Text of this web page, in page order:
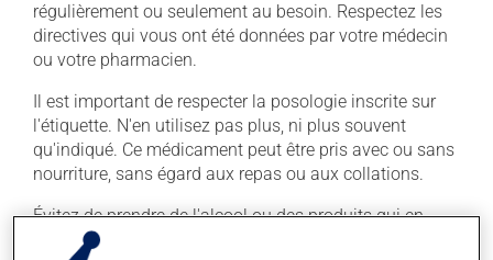
régulièrement ou seulement au besoin. Respectez les
directives qui vous ont été données par votre médecin
ou votre pharmacien.
Il est important de respecter la posologie inscrite sur
l'étiquette. N'en utilisez pas plus, ni plus souvent
qu'indiqué. Ce médicament peut être pris avec ou sans
nourriture, sans égard aux repas ou aux collations.
Évitez de prendre de l'alcool ou des produits qui en
contiennent pendant que vous utilisez ce médicament.